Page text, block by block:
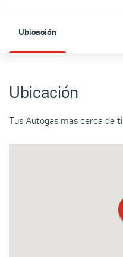
Ubicación
Ubicación
Tus Autogas mas cerca de ti